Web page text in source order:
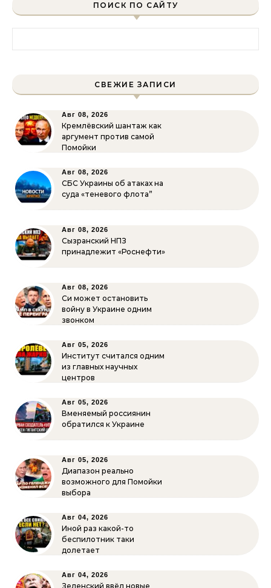
ПОИСК ПО САЙТУ
СВЕЖИЕ ЗАПИСИ
Авг 08, 2026
Кремлёвский шантаж как
аргумент против самой
Помойки
Авг 08, 2026
СБС Украины об атаках на
суда «теневого флота”
Авг 08, 2026
Сызранский НПЗ
принадлежит «Роснефти»
Авг 08, 2026
Си может остановить
войну в Украине одним
звонком
Авг 05, 2026
Институт считался одним
из главных научных
центров
Авг 05, 2026
Вменяемый россиянин
обратился к Украине
Авг 05, 2026
Диапазон реально
возможного для Помойки
выбора
Авг 04, 2026
Иной раз какой-то
беспилотник таки
долетает
Авг 04, 2026
Зеленский ввёл новые